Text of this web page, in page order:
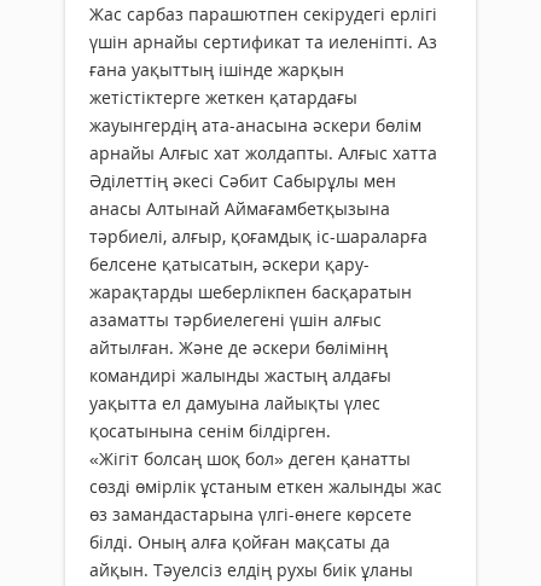
Жас сарбаз парашютпен секірудегі ерлігі
үшін арнайы сертификат та иеленіпті. Аз
ғана уақыттың ішінде жарқын
жетістіктерге жеткен қатардағы
жауынгердің ата-анасына әскери бөлім
арнайы Алғыс хат жолдапты. Алғыс хатта
Әділеттің әкесі Сәбит Сабырұлы мен
анасы Алтынай Аймағамбетқызына
тәрбиелі, алғыр, қоғамдық іс-шараларға
белсене қатысатын, әскери қару-
жарақтарды шеберлікпен басқаратын
азаматты тәрбиелегені үшін алғыс
айтылған. Және де әскери бөлімінң
командирі жалынды жастың алдағы
уақытта ел дамуына лайықты үлес
қосатынына сенім білдірген.
«Жігіт болсаң шоқ бол» деген қанатты
сөзді өмірлік ұстаным еткен жалынды жас
өз замандастарына үлгі-өнеге көрсете
білді. Оның алға қойған мақсаты да
айқын. Тәуелсіз елдің рухы биік ұланы